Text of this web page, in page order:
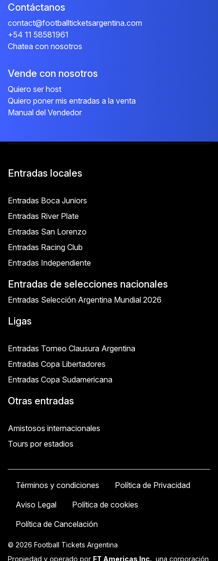
Contáctanos
contact@footballticketsargentina.com
+54 11 58581961
Chatea con nosotros
Vende con nosotros
Quiero ser host
Quiero poner mis entradas a la venta
Manual del Vendedor
Entradas locales
Entradas Boca Juniors
Entradas River Plate
Entradas San Lorenzo
Entradas Racing Club
Entradas Independiente
Entradas de selecciones nacionales
Entradas Selección Argentina Mundial 2026
Ligas
Entradas Torneo Clausura Argentina
Entradas Copa Libertadores
Entradas Copa Sudamericana
Otras entradas
Amistosos internacionales
Tours por estadios
Términos y condiciones
Política de Privacidad
Aviso Legal
Política de cookies
Política de Cancelación
© 2026 Football Tickets Argentina
Propiedad y operado por FT Americas Inc. , una corporación